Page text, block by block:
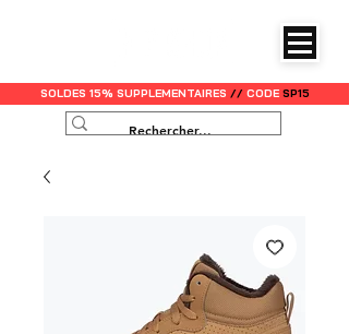
SOLDES 15% SUPPLEMENTAIRES // CODE SP15